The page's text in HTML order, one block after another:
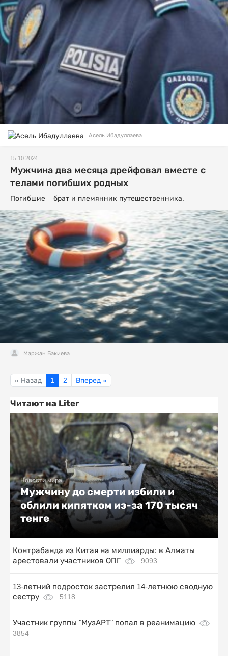
Асель Ибадуллаева
15.10.2024
Мужчина два месяца дрейфовал вместе с
телами погибших родных
Погибшие – брат и племянник путешественника.
Маржан Бакиева
« Назад 1 2 Вперед »
Читают на Liter
Новости мира
Мужчину до смерти избили и
облили кипятком из-за 170 тысяч
тенге
Контрабанда из Китая на миллиарды: в Алматы
арестовали участников ОПГ
9093
13-летний подросток застрелил 14-летнюю сводную
сестру
5118
Участник группы "МузАРТ" попал в реанимацию
3854